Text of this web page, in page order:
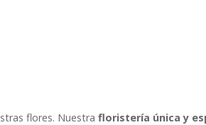
flores. Nuestra floristería única y